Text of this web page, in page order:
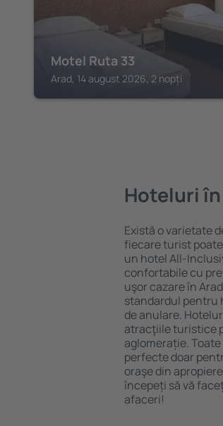
Motel Ruta 33
Arad, 14 august 2026, 2 nopți
Hoteluri în
Există o varietate
fiecare turist
un hotel All-
confortabile cu
uşor cazare în
standardul pentru
de anulare.
atracţiile turistice
aglomerație.
perfecte doar
oraşe din
începeți să vă
afaceri!